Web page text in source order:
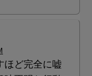
ほど完全に嘘